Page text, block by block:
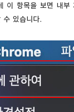
이 항목을 보면 내부
수 있습니다.